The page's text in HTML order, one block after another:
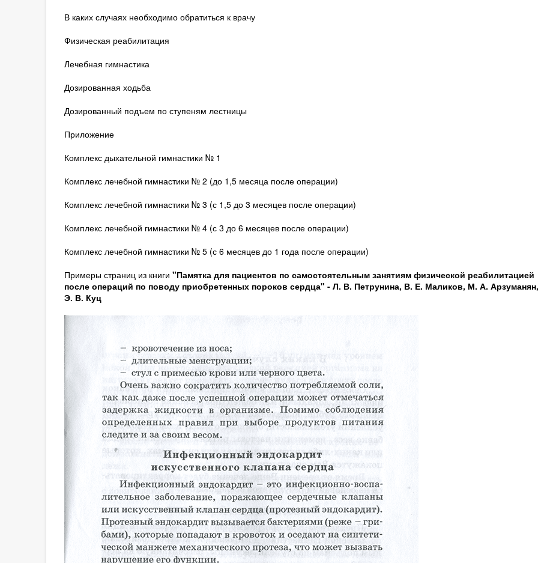
В каких случаях необходимо обратиться к врачу
Физическая реабилитация
Лечебная гимнастика
Дозированная ходьба
Дозированный подъем по ступеням лестницы
Приложение
Комплекс дыхательной гимнастики № 1
Комплекс лечебной гимнастики № 2 (до 1,5 месяца после операции)
Комплекс лечебной гимнастики № 3 (с 1,5 до 3 месяцев после операции)
Комплекс лечебной гимнастики № 4 (с 3 до 6 месяцев после операции)
Комплекс лечебной гимнастики № 5 (с 6 месяцев до 1 года после операции)
Примеры страниц из книги "Памятка для пациентов по самостоятельным занятиям физической реабилитацией
после операций по поводу приобретенных пороков сердца" - Л. В. Петрунина, В. Е. Маликов, М. А. Арзуманян,
Э. В. Куц